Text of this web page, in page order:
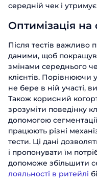
середній чек і утримує
Оптимізація на
Після тестів
даними, щоб
змінами середнього
клієнтів. Порівнюючи
не бере в ній участі,
Також корисний
зрозуміти поведінку
допомогою
працюють різні
тести. Ці дані
і пропонувати їм
допоможе збільшити
лояльності в ритейлі